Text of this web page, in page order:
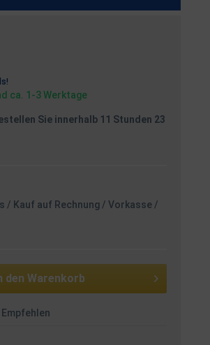
ca. 1-3 Werktage
Sie innerhalb 11 Stunden 23
/ Kauf auf Rechnung / Vorkasse /
den Warenkorb
Empfehlen